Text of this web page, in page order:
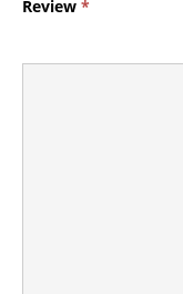
Review *